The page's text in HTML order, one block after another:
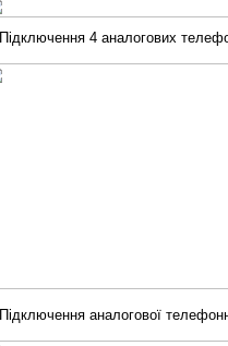
Підключення 4 аналогових
Підключення аналогової